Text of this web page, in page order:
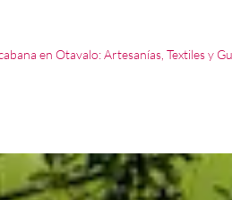
en Otavalo: Artesanías, Textiles y